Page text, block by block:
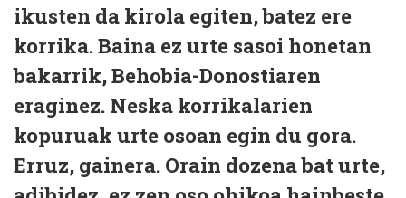
ikusten da kirola egiten, batez ere
korrika. Baina ez urte sasoi honetan
bakarrik, Behobia-Donostiaren
eraginez. Neska korrikalarien
kopuruak urte osoan egin du gora.
Erruz, gainera. Orain dozena bat urte,